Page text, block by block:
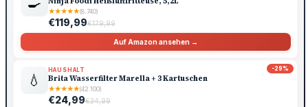
★★★★★(8.740)
€119,99€179,99
Auf Amazon ansehen →
-29%
💧
HAUSHALT
Brita Wasserfilter Marella + 3 Kartuschen
★★★★★(42.100)
€24,99€34,99